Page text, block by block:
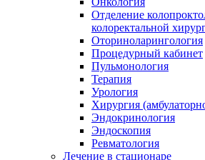
Отделение
колоректальной
Оториноларингология
Процедурный кабинет
Пульмонология
Терапия
Урология
Хирургия
Эндокринология
Эндоскопия
Ревматология
Лечение в стационаре